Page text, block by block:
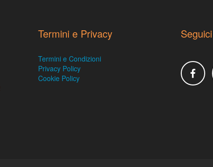
Termini e Privacy
Termini e Condizioni
Privacy Policy
Cookie Policy